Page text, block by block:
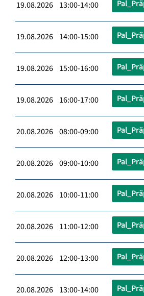
19.08.2026 13:00-14:00
19.08.2026 14:00-15:00
19.08.2026 15:00-16:00
19.08.2026 16:00-17:00
20.08.2026 08:00-09:00
20.08.2026 09:00-10:00
20.08.2026 10:00-11:00
20.08.2026 11:00-12:00
20.08.2026 12:00-13:00
20.08.2026 13:00-14:00